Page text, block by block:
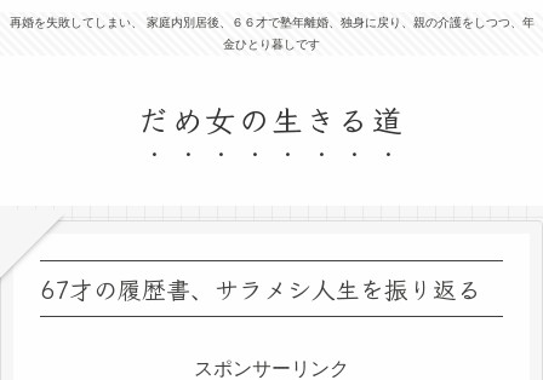
再婚を失敗してしまい、 家庭内別居後、６６才で塾年離婚、独身に戻り、親の介護をしつつ、年
金ひとり暮しです
だめ女の生きる道
67才の履歴書、サラメシ人生を振り返る
スポンサーリンク